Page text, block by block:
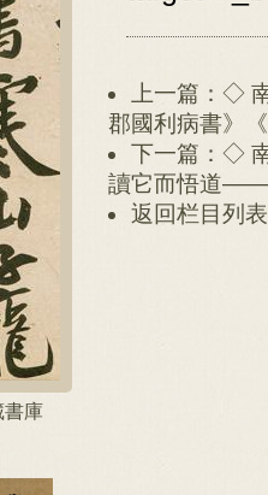
庫
上一篇：◇
郡國利病書》
下一篇：◇
讀它而悟道——
返回栏目列表